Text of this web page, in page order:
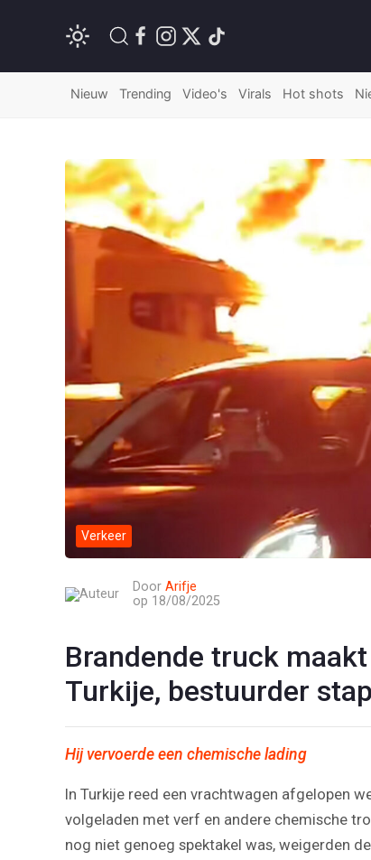
Nieuw Trending Video's Virals Hot shots
Verkeer
Door Arifje
op 18/08/2025
Brandende truck
Turkije, bestuurder
Hij vervoerde een chemische lading
In Turkije reed een vrachtwagen afgelopen
volgeladen met verf en andere chemische
nog niet genoeg spektakel was, weigerden